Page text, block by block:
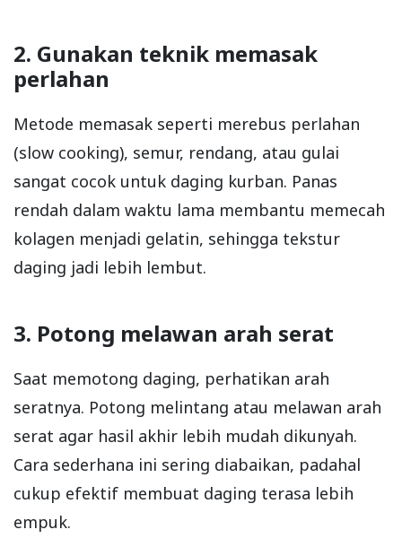
2. Gunakan teknik memasak
perlahan
Metode memasak seperti merebus perlahan
(slow cooking), semur, rendang, atau gulai
sangat cocok untuk daging kurban. Panas
rendah dalam waktu lama membantu memecah
kolagen menjadi gelatin, sehingga tekstur
daging jadi lebih lembut.
3. Potong melawan arah serat
Saat memotong daging, perhatikan arah
seratnya. Potong melintang atau melawan arah
serat agar hasil akhir lebih mudah dikunyah.
Cara sederhana ini sering diabaikan, padahal
cukup efektif membuat daging terasa lebih
empuk.